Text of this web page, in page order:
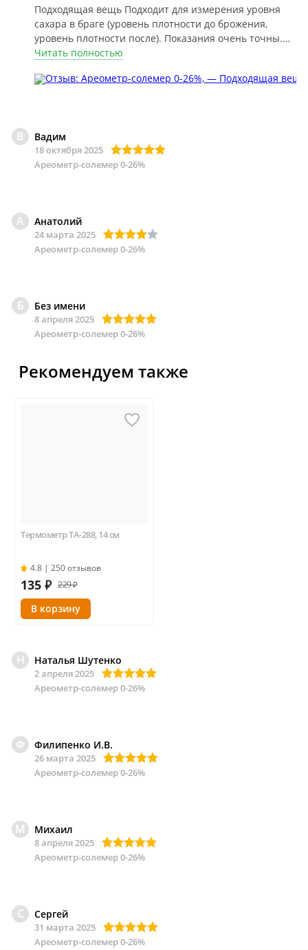
Подходящая вещь Подходит для измерения уровня
сахара в браге (уровень плотности до брожения,
уровень плотности после). Показания очень точны.
Для моих нужд более чем достаточно.
Читать полностью
В Вадим
18 октября 2025
Ареометр-солемер 0-26%
А Анатолий
24 марта 2025
Ареометр-солемер 0-26%
Б Без имени
8 апреля 2025
Ареометр-солемер 0-26%
Рекомендуем также
Термометр ТА-288, 14 см
4.8 | 250 отзывов
135 ₽ 229 ₽
Н Наталья Шутенко
2 апреля 2025
Ареометр-солемер 0-26%
Ф Филипенко И.В.
26 марта 2025
Ареометр-солемер 0-26%
М Михаил
8 апреля 2025
Ареометр-солемер 0-26%
С Сергей
31 марта 2025
Ареометр-солемер 0-26%